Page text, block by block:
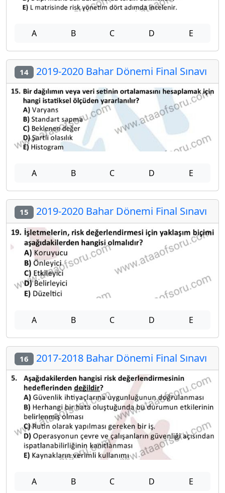
A B C D E
14 2019-2020 Bahar Dönemi Final Sınavı
A B C D E
15 2019-2020 Bahar Dönemi Final Sınavı
A B C D E
16 2017-2018 Bahar Dönemi Final Sınavı
A B C D E